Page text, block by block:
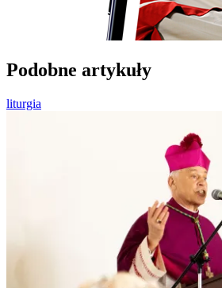
Podobne artykuły
liturgia